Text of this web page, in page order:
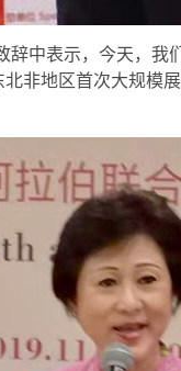
辞中表示，今天，我
非地区首次大规模